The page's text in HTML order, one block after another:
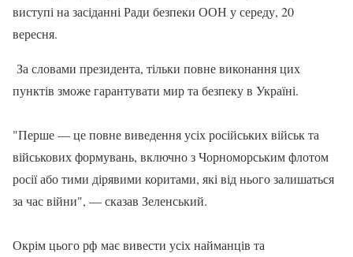
виступі на засіданні Ради безпеки ООН у середу, 20
вересня.
За словами президента, тільки повне виконання цих
пунктів зможе гарантувати мир та безпеку в Україні.
"Перше — це повне виведення усіх російських військ та
військових формувань, включно з Чорноморським флотом
росії або тими дірявими коритами, які від нього залишаться
за час війни", — сказав Зеленський.
Окрім цього рф має вивести усіх найманців та